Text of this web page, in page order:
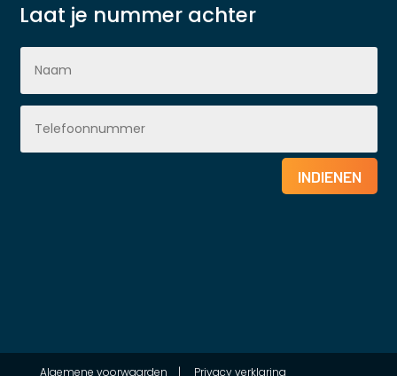
Laat je nummer achter
INDIENEN
Algemene voorwaarden | Privacy verklaring